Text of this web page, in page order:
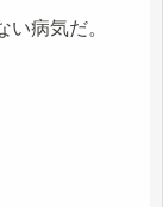
病気だ。